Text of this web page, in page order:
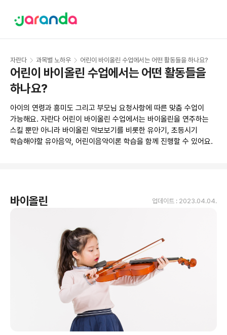
자란다 과목별 노하우 어린이 바이올린 수업에서는 어떤 활동들을 하나요?
어린이 바이올린 수업에서는 어떤 활동들을
하나요?
아이의 연령과 흥미도 그리고 부모님 요청사항에 따른 맞춤 수업이
가능해요. 자란다 어린이 바이올린 수업에서는 바이올린을 연주하는
스킬 뿐만 아니라 바이올린 악보보기를 비롯한 유아기, 초등시기
학습해야할 유아음악, 어린이음악이론 학습을 함께 진행할 수 있어요.
바이올린 업데이트 : 2023.04.04.